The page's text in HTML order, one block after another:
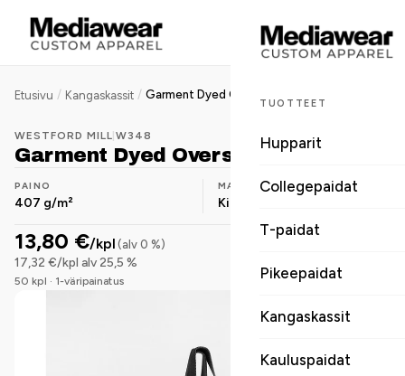
TUOTTEET
Hupparit
Collegepaidat
T-paidat
Pikeepaidat
Kangaskassit
Kauluspaidat
Etusivu / Kangaskassit / Garment Dyed Oversized Tote Bag
WESTFORD MILL |W348
Garment Dyed Oversized Tote Bag
PAINO
407 g/m²
MATERIAALI
Kierrätyspuuvilla
13,80 €/kpl (alv 0 %)
17,32 €/kpl alv 25,5 %
50 kpl · 1-väripainatus